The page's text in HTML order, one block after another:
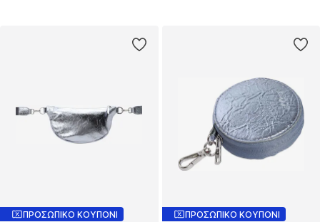
ΠΡΟΣΩΠΙΚΟ ΚΟΥΠΟΝΙ ΠΡΟΣΩΠΙΚΟ ΚΟΥΠΟΝΙ